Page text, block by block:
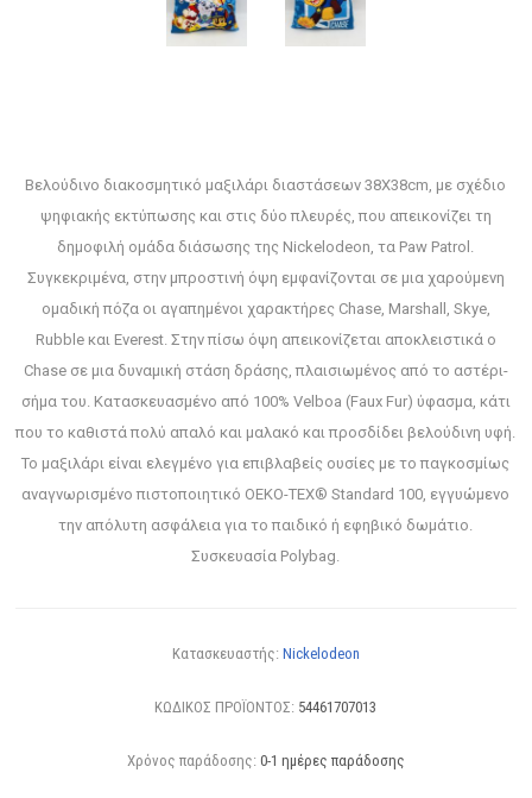
Βελούδινο διακοσμητικό μαξιλάρι διαστάσεων 38X38cm, με σχέδιο
ψηφιακής εκτύπωσης και στις δύο πλευρές, που απεικονίζει τη
δημοφιλή ομάδα διάσωσης της Nickelodeon, τα Paw Patrol.
Συγκεκριμένα, στην μπροστινή όψη εμφανίζονται σε μια χαρούμενη
ομαδική πόζα οι αγαπημένοι χαρακτήρες Chase, Marshall, Skye,
Rubble και Everest. Στην πίσω όψη απεικονίζεται αποκλειστικά ο
Chase σε μια δυναμική στάση δράσης, πλαισιωμένος από το αστέρι-
σήμα του. Κατασκευασμένο από 100% Velboa (Faux Fur) ύφασμα, κάτι
που το καθιστά πολύ απαλό και μαλακό και προσδίδει βελούδινη υφή.
Το μαξιλάρι είναι ελεγμένο για επιβλαβείς ουσίες με το παγκοσμίως
αναγνωρισμένο πιστοποιητικό OEKO-TEX® Standard 100, εγγυώμενο
την απόλυτη ασφάλεια για το παιδικό ή εφηβικό δωμάτιο.
Συσκευασία Polybag.
Κατασκευαστής: Nickelodeon
ΚΩΔΙΚΟΣ ΠΡΟΪΟΝΤΟΣ: 54461707013
Χρόνος παράδοσης: 0-1 ημέρες παράδοσης